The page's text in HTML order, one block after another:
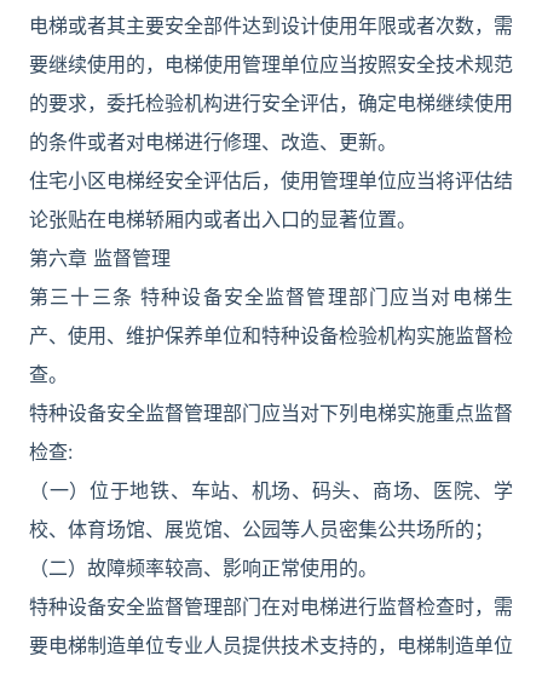
电梯或者其主要安全部件达到设计使用年限或者次数，需
要继续使用的，电梯使用管理单位应当按照安全技术规范
的要求，委托检验机构进行安全评估，确定电梯继续使用
的条件或者对电梯进行修理、改造、更新。
住宅小区电梯经安全评估后，使用管理单位应当将评估结
论张贴在电梯轿厢内或者出入口的显著位置。
第六章 监督管理
第三十三条 特种设备安全监督管理部门应当对电梯生
产、使用、维护保养单位和特种设备检验机构实施监督检
查。
特种设备安全监督管理部门应当对下列电梯实施重点监督
检查:
（一）位于地铁、车站、机场、码头、商场、医院、学
校、体育场馆、展览馆、公园等人员密集公共场所的；
（二）故障频率较高、影响正常使用的。
特种设备安全监督管理部门在对电梯进行监督检查时，需
要电梯制造单位专业人员提供技术支持的，电梯制造单位